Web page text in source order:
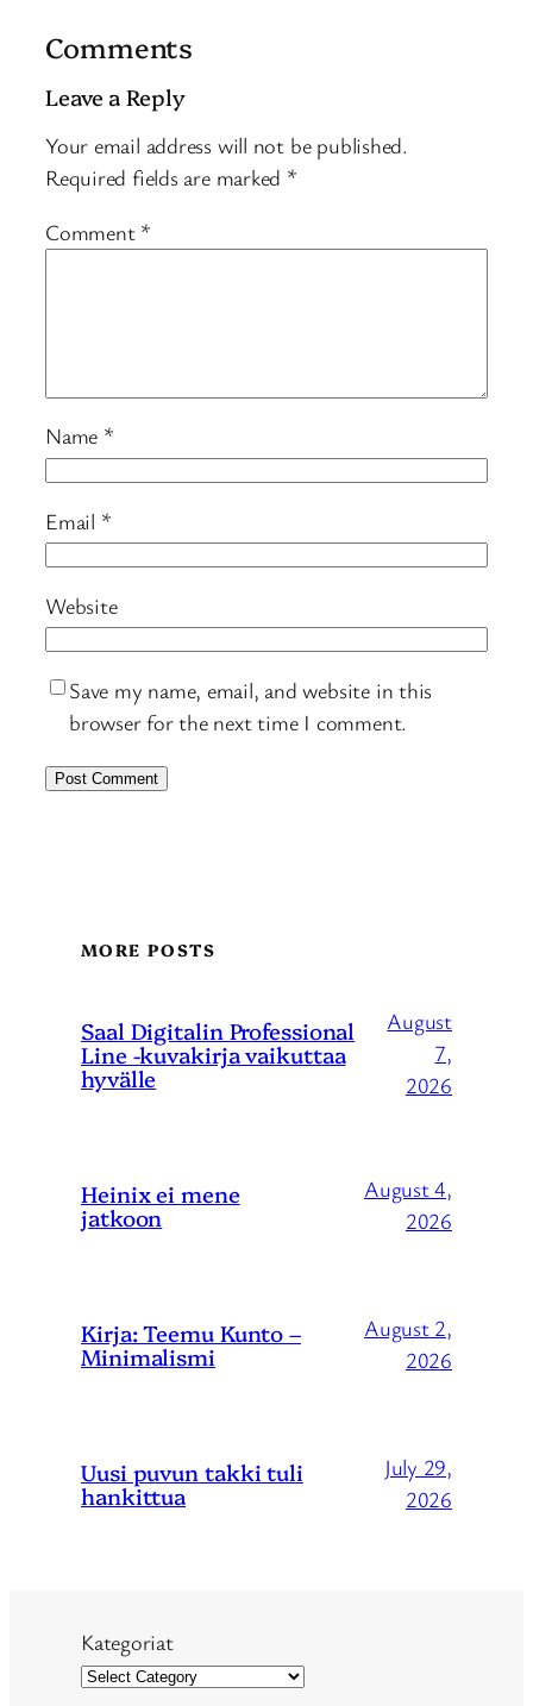
Comments
Leave a Reply
Your email address will not be published.
Required fields are marked *
Comment *
Name *
Email *
Website
Save my name, email, and website in this
browser for the next time I comment.
MORE POSTS
Saal Digitalin Professional
Line -kuvakirja vaikuttaa
hyvälle
August
7,
2026
Heinix ei mene
jatkoon
August 4,
2026
Kirja: Teemu Kunto –
Minimalismi
August 2,
2026
Uusi puvun takki tuli
hankittua
July 29,
2026
Kategoriat